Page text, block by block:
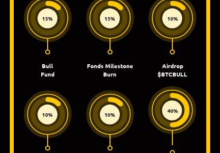
15%
Bull
Fund
15%
Fonds Milestone
Burn
10%
Airdrop
$BTCBULL
10% 10%
40%